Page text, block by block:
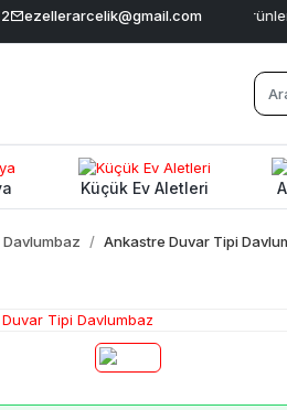
ezellerarcelik@gmail.com
| %100 Orijinal ve Garantili Ürünler |
Küçük Ev Aletleri
Ankastre Duvar Tipi